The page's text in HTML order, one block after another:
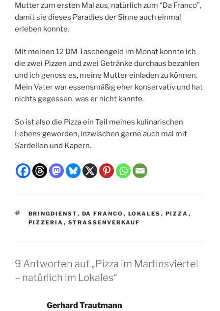
Mutter zum ersten Mal aus, natürlich zum “Da Franco”,
damit sie dieses Paradies der Sinne auch einmal
erleben konnte.
Mit meinen 12 DM Taschengeld im Monat konnte ich
die zwei Pizzen und zwei Getränke durchaus bezahlen
und ich genoss es, meine Mutter einladen zu können.
Mein Vater war essensmäßig eher konservativ und hat
nichts gegessen, was er nicht kannte.
So ist also die Pizza ein Teil meines kulinarischen
Lebens geworden, inzwischen gerne auch mal mit
Sardellen und Kapern.
SCHLAGWÖRTER
BRINGDIENST, DA FRANCO , LOKALES , PIZZA ,
PIZZERIA , STRASSENVERKAUF
9 Antworten auf „Pizza im Martinsviertel
– natürlich im Lokales“
Gerhard Trautmann